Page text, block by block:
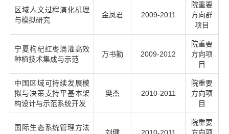
区域人文过程演化机理
与模拟研究
金凤君 2009-2011
院重要
方向群
项目
宁夏枸杞红枣滴灌高效
种植技术集成与示范
万书勤 2009-2012
院重要
方向项
目
中国区域可持续发展模
拟与决策支持平基本架
构设计与示范系统开发
樊杰 2010-2011
院重要
方向项
目
国际生态系统管理方法
院重要